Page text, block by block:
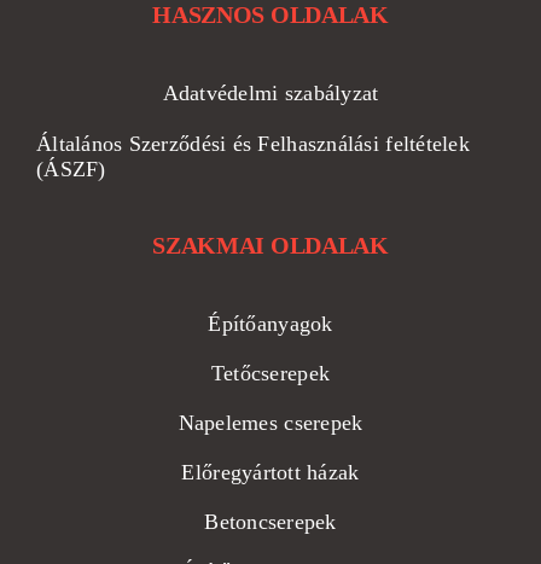
HASZNOS OLDALAK
Adatvédelmi szabályzat
Általános Szerződési és Felhasználási feltételek
(ÁSZF)
SZAKMAI OLDALAK
Építőanyagok
Tetőcserepek
Napelemes cserepek
Előregyártott házak
Betoncserepek